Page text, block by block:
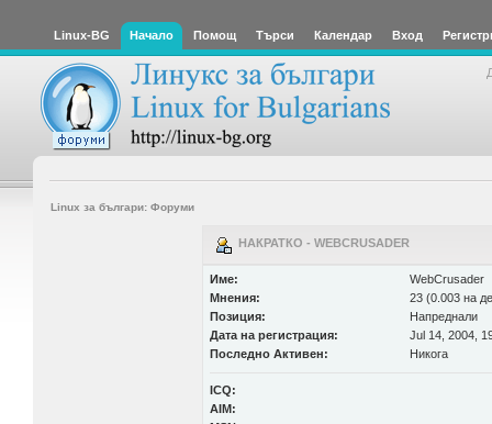
Linux-BG Начало Помощ Търси Календар Вход
Linux за българи: Форуми
НАКРАТКО - WEBCRUSADER
Име:
WebCrusader
Мнения:
23 (0.003 на
Позиция:
Напреднали
Дата на регистрация:
Jul 14, 2004,
Последно Активен:
Никога
ICQ:
AIM: